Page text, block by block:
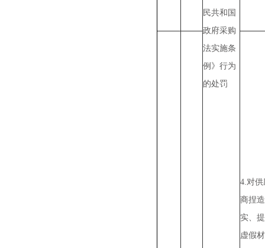
民共和国
政府采购
法实施条
例》行为
的处罚
4.对供
商捏
实、
虚假